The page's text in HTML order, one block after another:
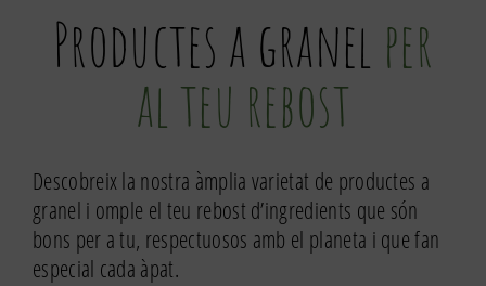
Productes a granel per
al teu rebost
Descobreix la nostra àmplia varietat de productes a
granel i omple el teu rebost d’ingredients que són
bons per a tu, respectuosos amb el planeta i que fan
especial cada àpat.